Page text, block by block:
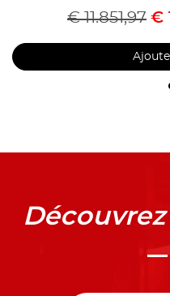
€11.851,97 €
Découvrez